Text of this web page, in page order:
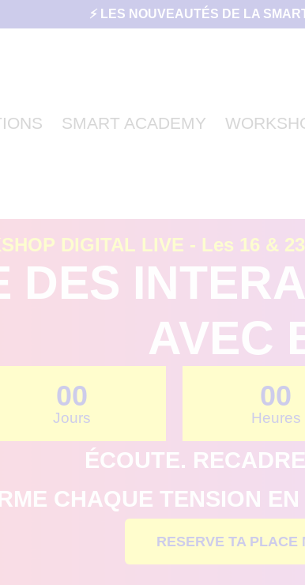
⚡ LES NOUVEAUTÉS DE LA
SMART ACADEMY
DIGITAL LIVE - Les 16 &
DES
AVEC
00
Jours
00
Heures
ÉCOUTE.
CHAQUE TENSION
RESERVE TA PLACE